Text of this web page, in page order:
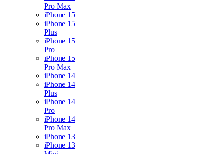
Pro Max
iPhone 15
iPhone 15
Plus
iPhone 15
Pro
iPhone 15
Pro Max
iPhone 14
iPhone 14
Plus
iPhone 14
Pro
iPhone 14
Pro Max
iPhone 13
iPhone 13